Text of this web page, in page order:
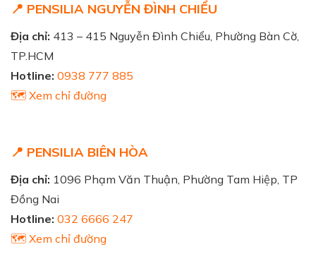
📍 PENSILIA NGUYỄN ĐÌNH CHIỂU
Địa chỉ: 413 – 415 Nguyễn Đình Chiểu, Phường Bàn Cờ,
TP.HCM
Hotline: 0938 777 885
🗺️ Xem chỉ đường
📍 PENSILIA BIÊN HÒA
Địa chỉ: 1096 Phạm Văn Thuận, Phường Tam Hiệp, TP
Đồng Nai
Hotline: 032 6666 247
🗺️ Xem chỉ đường